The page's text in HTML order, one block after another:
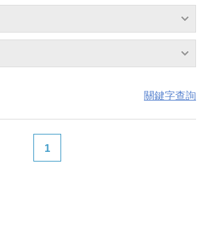
關鍵字查詢
1